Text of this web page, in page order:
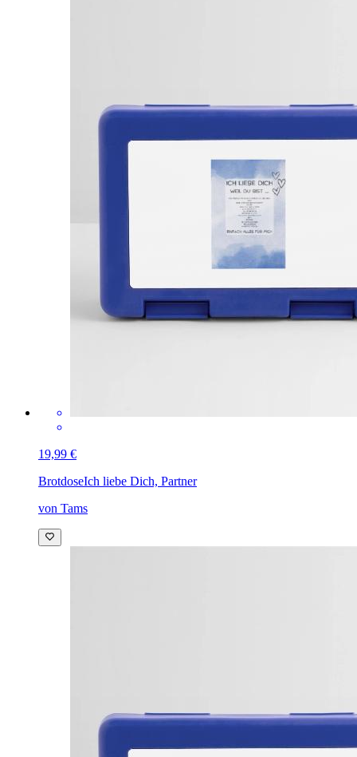
19,99 €
BrotdoseIch liebe Dich, Partner
von Tams